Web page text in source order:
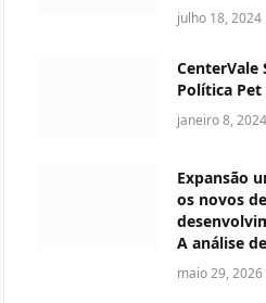
julho 18, 2024
Política
janeiro 8, 2024
Expansão
os novos
A análise
maio 29, 2026